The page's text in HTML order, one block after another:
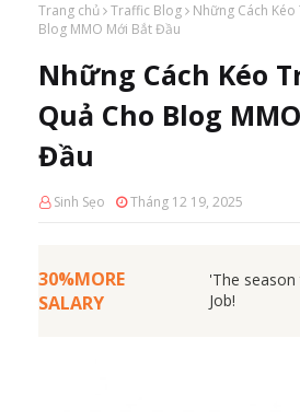
Trang chủ Traffic Blog
Những Cách
Blog MMO Mới Bắt Đầu
Những Cách Kéo
Quả Cho Blog
Đầu
Sinh Sẹo Tháng 12 19, 2025
30%MORE
SALARY
'The
Job!